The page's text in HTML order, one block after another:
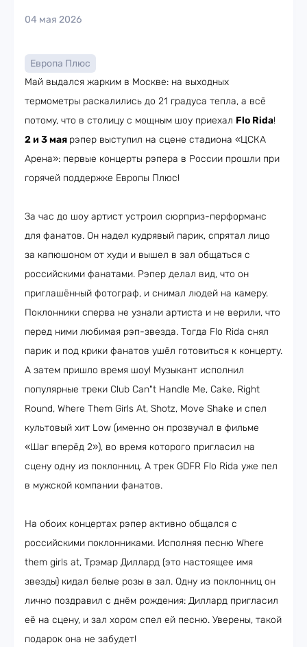
04 мая 2026
Европа Плюс
Май выдался жарким в Москве: на выходных
термометры раскалились до 21 градуса тепла, а всё
потому, что в столицу с мощным шоу приехал Flo Rida!
2 и 3 мая рэпер выступил на сцене стадиона «ЦСКА
Арена»: первые концерты рэпера в России прошли при
горячей поддержке Европы Плюс!
За час до шоу артист устроил сюрприз-перформанс
для фанатов. Он надел кудрявый парик, спрятал лицо
за капюшоном от худи и вышел в зал общаться с
российскими фанатами. Рэпер делал вид, что он
приглашённый фотограф, и снимал людей на камеру.
Поклонники сперва не узнали артиста и не верили, что
перед ними любимая рэп-звезда. Тогда Flo Rida снял
парик и под крики фанатов ушёл готовиться к концерту.
А затем пришло время шоу! Музыкант исполнил
популярные треки Club Can"t Handle Me, Cake, Right
Round, Where Them Girls At, Shotz, Move Shake и спел
культовый хит Low (именно он прозвучал в фильме
«Шаг вперёд 2»), во время которого пригласил на
сцену одну из поклонниц. А трек GDFR Flo Rida уже пел
в мужской компании фанатов.
На обоих концертах рэпер активно общался с
российскими поклонниками. Исполняя песню Where
them girls at, Трэмар Диллард (это настоящее имя
звезды) кидал белые розы в зал. Одну из поклонниц он
лично поздравил с днём рождения: Диллард пригласил
её на сцену, и зал хором спел ей песню. Уверены, такой
подарок она не забудет!